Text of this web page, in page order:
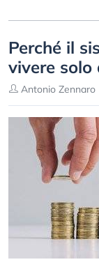
Perché il
vivere solo
Antonio Zennaro